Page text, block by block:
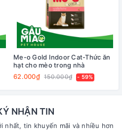
Me-o Gold Indoor Cat-Thức ăn
hạt cho mèo trong nhà
62.000₫ 150.000₫ - 59%
NHẬN TIN
nhất, tin khuyến mãi và nhiều hơn